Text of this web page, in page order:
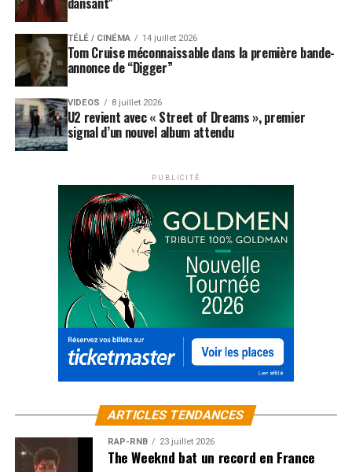
TÉLÉ / CINÉMA 14 juillet 2026
Tom Cruise méconnaissable dans la première bande-
annonce de “Digger”
VIDEOS 8 juillet 2026
U2 revient avec « Street of Dreams », premier
signal d’un nouvel album attendu
PUBLICITÉ
ARTICLES TENDANCES
RAP-RNB 23 juillet 2026
The Weeknd bat un record en France